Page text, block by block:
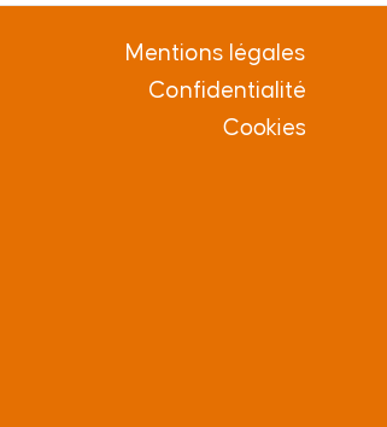
Mentions légales
Confidentialité
Cookies